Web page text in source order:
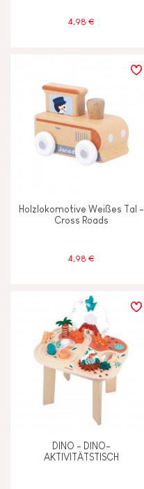
4,98 €
Holzlokomotive Weißes Tal -
Cross Roads
4,98 €
DINO - DINO-
AKTIVITÄTSTISCH